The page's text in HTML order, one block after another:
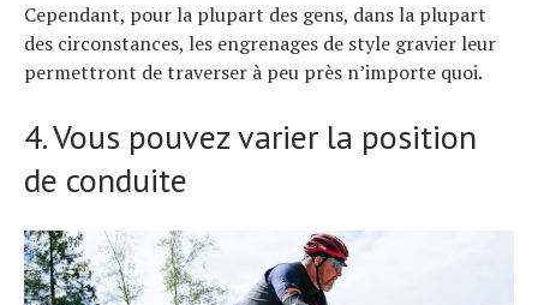
Cependant, pour la plupart des gens, dans la plupart
des circonstances, les engrenages de style gravier leur
permettront de traverser à peu près n’importe quoi.
4. Vous pouvez varier la position
de conduite